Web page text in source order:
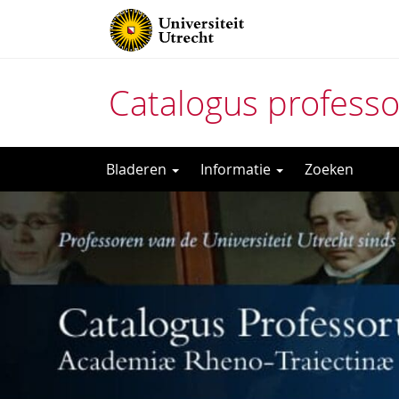
Catalogus
naar
het
inhoud
Bladeren Informatie Zoeken